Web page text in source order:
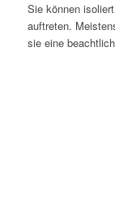
Sie können
auftreten.
sie eine